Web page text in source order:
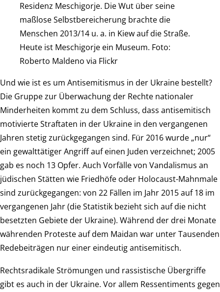
Residenz Meschigorje. Die Wut über seine
maßlose Selbstbereicherung brachte die
Menschen 2013/14 u. a. in Kiew auf die Straße.
Heute ist Meschigorje ein Museum. Foto:
Roberto Maldeno via Flickr
Und wie ist es um Antisemitismus in der Ukraine bestellt?
Die Gruppe zur Überwachung der Rechte nationaler
Minderheiten kommt zu dem Schluss, dass antisemitisch
motivierte Straftaten in der Ukraine in den vergangenen
Jahren stetig zurückgegangen sind. Für 2016 wurde „nur“
ein gewalttätiger Angriff auf einen Juden verzeichnet; 2005
gab es noch 13 Opfer. Auch Vorfälle von Vandalismus an
jüdischen Stätten wie Friedhöfe oder Holocaust-Mahnmale
sind zurückgegangen: von 22 Fällen im Jahr 2015 auf 18 im
vergangenen Jahr (die Statistik bezieht sich auf die nicht
besetzten Gebiete der Ukraine). Während der drei Monate
währenden Proteste auf dem Maidan war unter Tausenden
Redebeiträgen nur einer eindeutig antisemitisch.
Rechtsradikale Strömungen und rassistische Übergriffe
gibt es auch in der Ukraine. Vor allem Ressentiments gegen